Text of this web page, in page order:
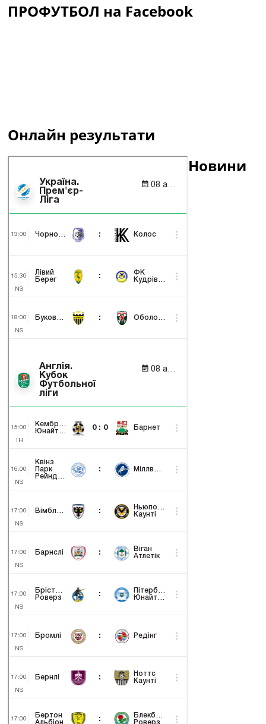
ПРОФУТБОЛ на Facebook
Онлайн результати
Новини